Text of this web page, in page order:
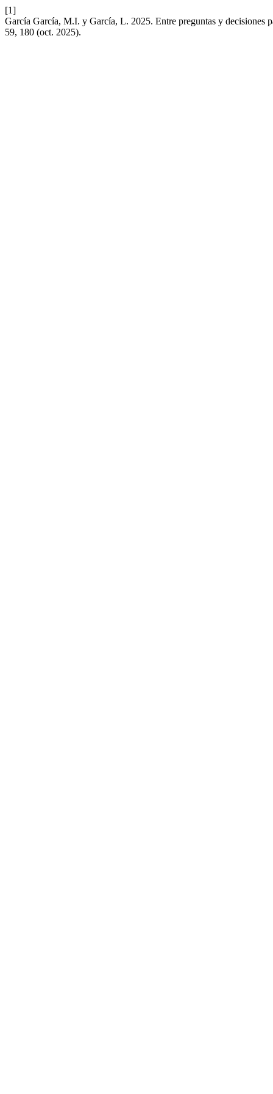
[1]
García García, M.I. y García, L. 2025. Entre preguntas y decisiones
59, 180 (oct. 2025).